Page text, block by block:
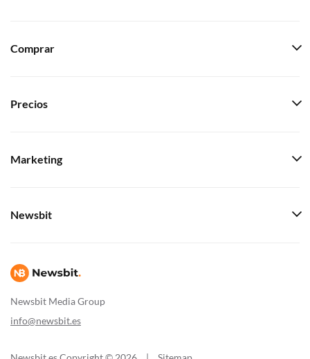
Newsbit Media Group
info@newsbit.es
Comprar
Precios
Marketing
Newsbit